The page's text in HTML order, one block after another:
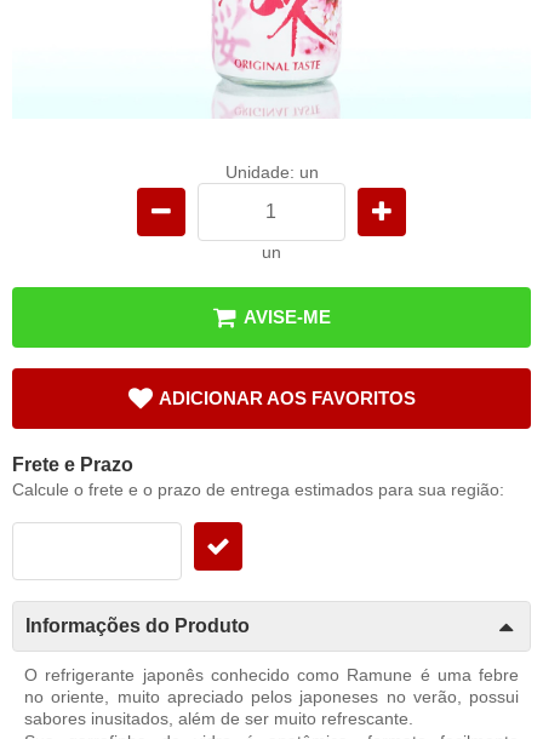
Unidade: un
un
AVISE-ME
ADICIONAR AOS FAVORITOS
Frete e Prazo
Calcule o frete e o prazo de entrega estimados para sua região:
Informações do Produto
O refrigerante japonês conhecido como Ramune é uma febre
no oriente, muito apreciado pelos japoneses no verão, possui
sabores inusitados, além de ser muito refrescante.